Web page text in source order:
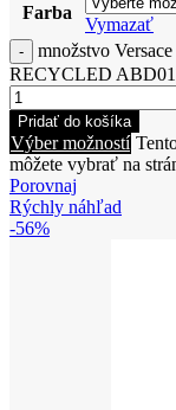
Farba
Vymazať
množstvo
RECYCLED
Pridať do košíka
Výber možností
môžete vybrať na
Porovnaj
Rýchly náhľad
-56%